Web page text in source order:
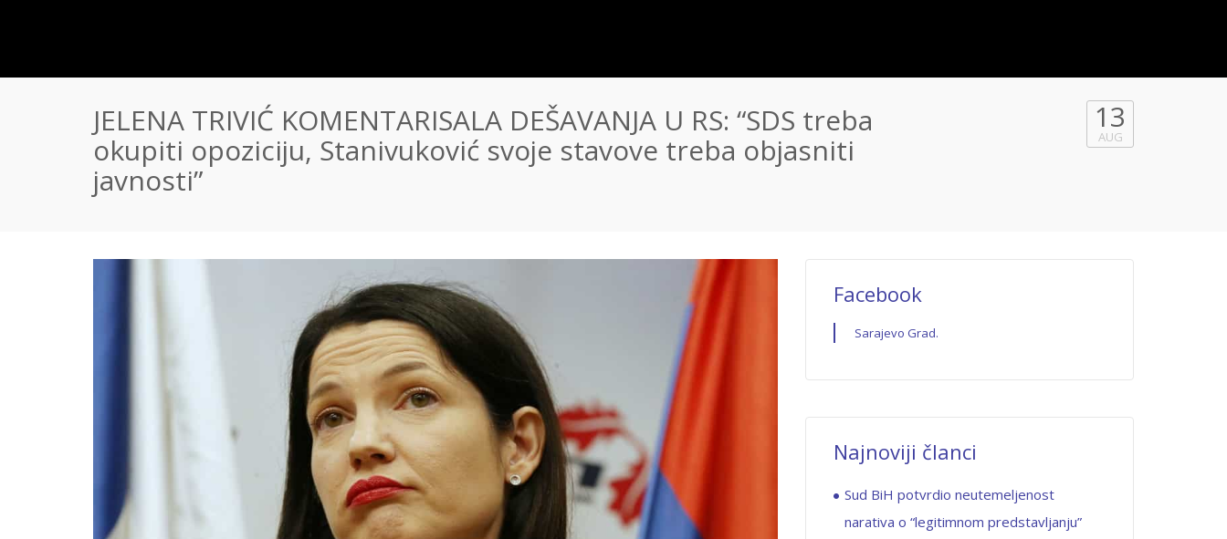
JELENA TRIVIĆ KOMENTARISALA DEŠAVANJA U RS: “SDS treba
okupiti opoziciju, Stanivuković svoje stavove treba objasniti
javnosti”
13
AUG
Facebook
Sarajevo Grad.
Najnoviji članci
Sud BiH potvrdio neutemeljenost
narativa o “legitimnom predstavljanju”